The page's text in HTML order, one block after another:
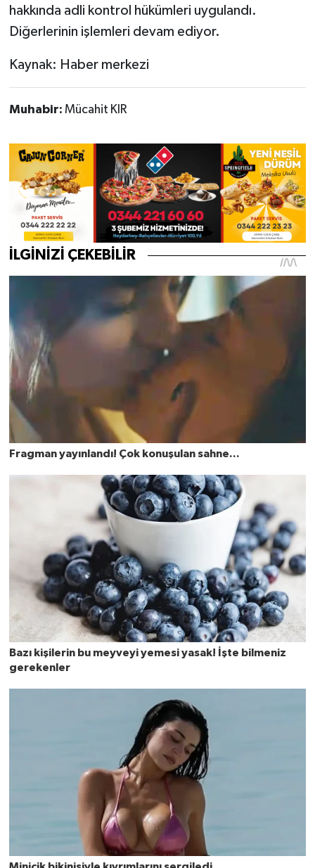
hakkında adli kontrol hükümleri uygulandı.
Diğerlerinin işlemleri devam ediyor.
Kaynak: Haber merkezi
Muhabir: Mücahit KIR